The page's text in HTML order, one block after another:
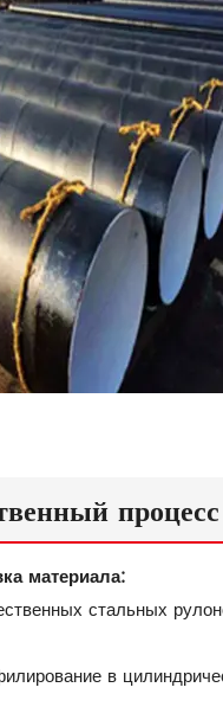
процесс
материала:
стальных
в